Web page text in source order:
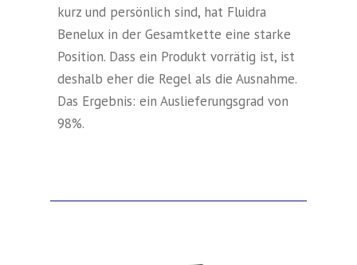
kurz und persönlich sind, hat Fluidra
Benelux in der Gesamtkette eine starke
Position. Dass ein Produkt vorrätig ist, ist
deshalb eher die Regel als die Ausnahme.
Das Ergebnis: ein Auslieferungsgrad von
98%.